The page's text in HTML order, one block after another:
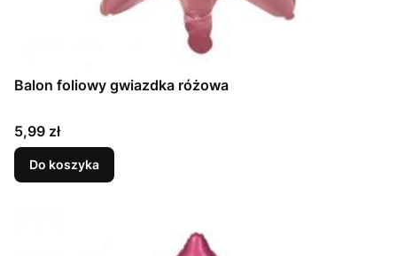
Balon foliowy gwiazdka różowa
Cena
5,99 zł
Do koszyka